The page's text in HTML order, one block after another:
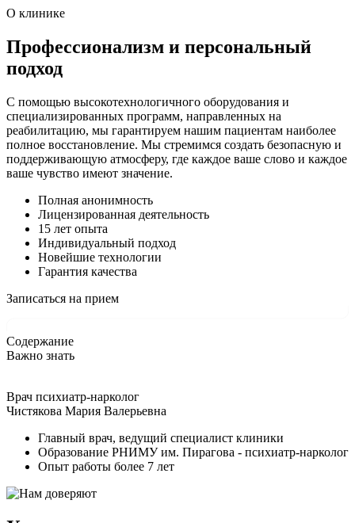
О клинике
Профессионализм и персональный
подход
С помощью высокотехнологичного оборудования и
специализированных программ, направленных на
реабилитацию, мы гарантируем нашим пациентам наиболее
полное восстановление. Мы стремимся создать безопасную и
поддерживающую атмосферу, где каждое ваше слово и каждое
ваше чувство имеют значение.
Полная анонимность
Лицензированная деятельность
15 лет опыта
Индивидуальный подход
Новейшие технологии
Гарантия качества
Записаться на прием
Содержание
Важно знать
Врач психиатр-нарколог
Чистякова Мария Валерьевна
Главный врач, ведущий специалист клиники
Образование РНИМУ им. Пирагова - психиатр-нарколог
Опыт работы более 7 лет